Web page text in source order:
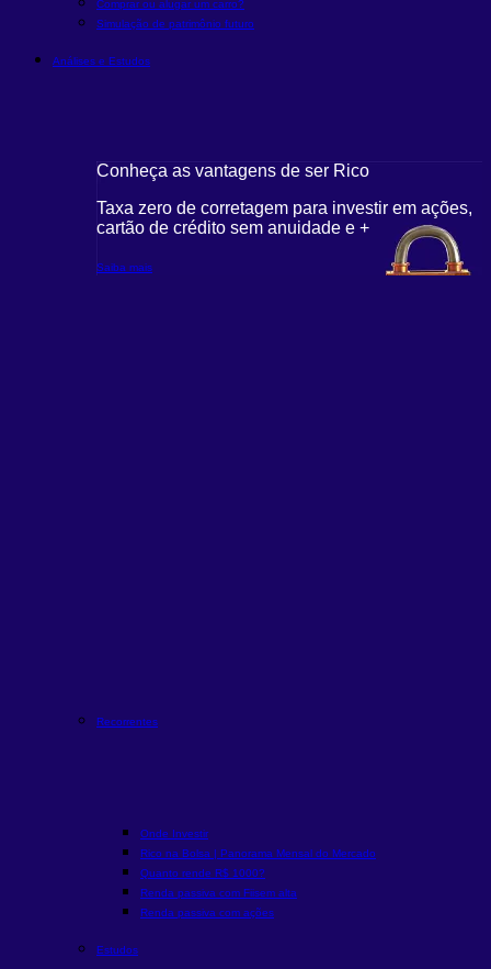
Comprar ou alugar um carro?
Simulação de patrimônio futuro
Análises e Estudos
Conheça as vantagens de ser Rico
Taxa zero de corretagem para investir em ações,
cartão de crédito sem anuidade e +
Saiba mais
Recorrentes
Onde Investir
Rico na Bolsa | Panorama Mensal do Mercado
Quanto rende R$ 1000?
Renda passiva com Fiisem alta
Renda passiva com ações
Estudos